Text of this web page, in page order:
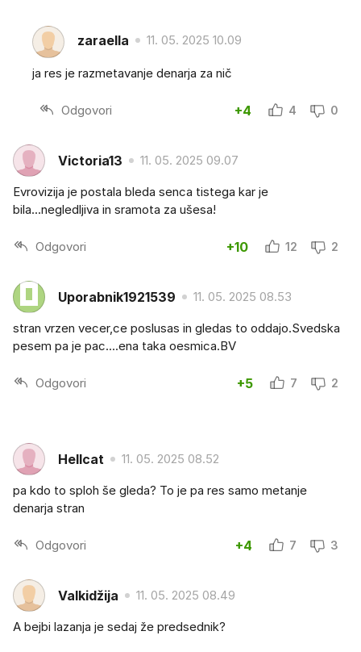
zaraella 11. 05. 2025 10.09
ja res je razmetavanje denarja za nič
Odgovori +4 4 0
Victoria13 11. 05. 2025 09.07
Evrovizija je postala bleda senca tistega kar je
bila...negledljiva in sramota za ušesa!
Odgovori +10 12 2
Uporabnik1921539 11. 05. 2025 08.53
stran vrzen vecer,ce poslusas in gledas to oddajo.Svedska
pesem pa je pac....ena taka oesmica.BV
Odgovori +5 7 2
Hellcat 11. 05. 2025 08.52
pa kdo to sploh še gleda? To je pa res samo metanje
denarja stran
Odgovori +4 7 3
Valkidžija 11. 05. 2025 08.49
A bejbi lazanja je sedaj že predsednik?